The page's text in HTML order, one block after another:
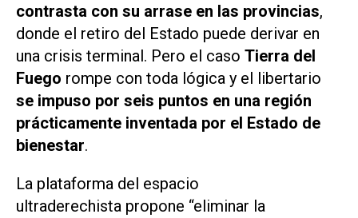
contrasta con su arrase en las provincias,
donde el retiro del Estado puede derivar en
una crisis terminal. Pero el caso Tierra del
Fuego rompe con toda lógica y el libertario
se impuso por seis puntos en una región
prácticamente inventada por el Estado de
bienestar.
La plataforma del espacio
ultraderechista propone “eliminar la